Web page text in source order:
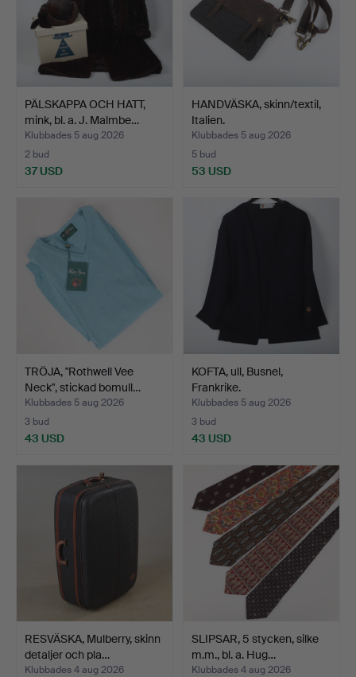
PÄLSKAPPA OCH HATT,
mink, bl. a. J. Malmbe…
Klubbades 5 aug 2026
2 bud
37 USD
HANDVÄSKA, skinn/textil,
Italien.
Klubbades 5 aug 2026
5 bud
53 USD
TRÖJA, "Rothwell Vee
Neck", stickad bomull…
Klubbades 5 aug 2026
3 bud
43 USD
KOFTA, ull, Busnel,
Frankrike.
Klubbades 5 aug 2026
3 bud
43 USD
RESVÄSKA, Mulberry, skinn
detaljer och pla…
Klubbades 4 aug 2026
SLIPSAR, 5 stycken, silke
m.m., bl. a. Hug…
Klubbades 4 aug 2026